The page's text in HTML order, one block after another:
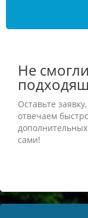
Не
Оставьте
отвечаем
сами!